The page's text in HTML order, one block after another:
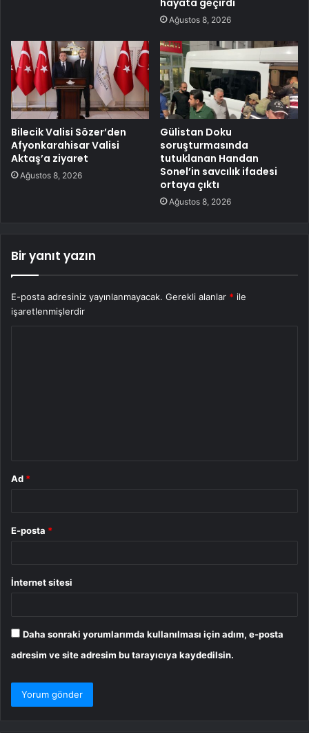
hayata geçirdi
Ağustos 8, 2026
Bilecik Valisi Sözer’den
Afyonkarahisar Valisi
Aktaş’a ziyaret
Ağustos 8, 2026
Gülistan Doku
soruşturmasında
tutuklanan Handan
Sonel’in savcılık ifadesi
ortaya çıktı
Ağustos 8, 2026
Bir yanıt yazın
E-posta adresiniz yayınlanmayacak. Gerekli alanlar * ile
işaretlenmişlerdir
Ad *
E-posta *
İnternet sitesi
Daha sonraki yorumlarımda kullanılması için adım, e-posta
adresim ve site adresim bu tarayıcıya kaydedilsin.